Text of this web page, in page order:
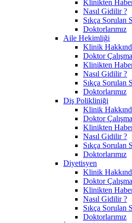
Klinikten
Nasıl Gidilir ?
Sıkça Sorulan
Doktorlarımız
Aile Hekimliği
Klinik
Doktor
Klinikten
Nasıl Gidilir ?
Sıkça Sorulan
Doktorlarımız
Diş Polikliniği
Klinik
Doktor
Klinikten
Nasıl Gidilir ?
Sıkça Sorulan
Doktorlarımız
Diyetisyen
Klinik
Doktor
Klinikten
Nasıl Gidilir ?
Sıkça Sorulan
Doktorlarımız